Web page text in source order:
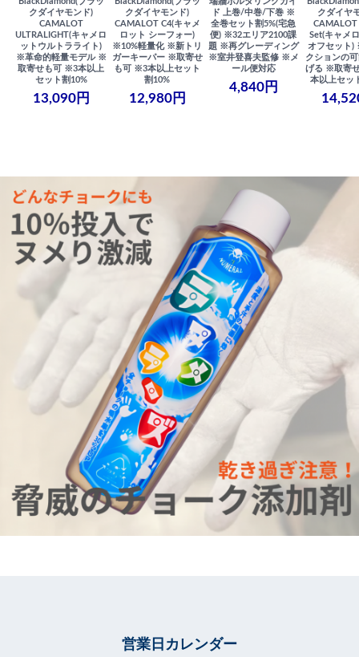
クダイヤモンド)
CAMALOT
ULTRALIGHT(キャメロ
ットウルトラライト)
※革命的軽量モデル ※
取寄せも可 ※3本以上
セット割10%
13,090円
クダイヤモンド)
CAMALOT C4(キャメ
ロット シーフォー)
※10%軽量化 ※新トリ
ガーキーパー ※取寄せ
も可 ※3本以上セット
割10%
12,980円
ド 上巻/中巻/下巻 ※
全巻セット割5%(宅急
便) ※32エリア2100課
題 ※再グレーディング
※室井登喜夫監修 ※メ
ール便対応
4,840円
クダイヤ
Set(キャメ
オフセット)
クションの
げる ※取寄
本以上セッ
営業日カレンダー